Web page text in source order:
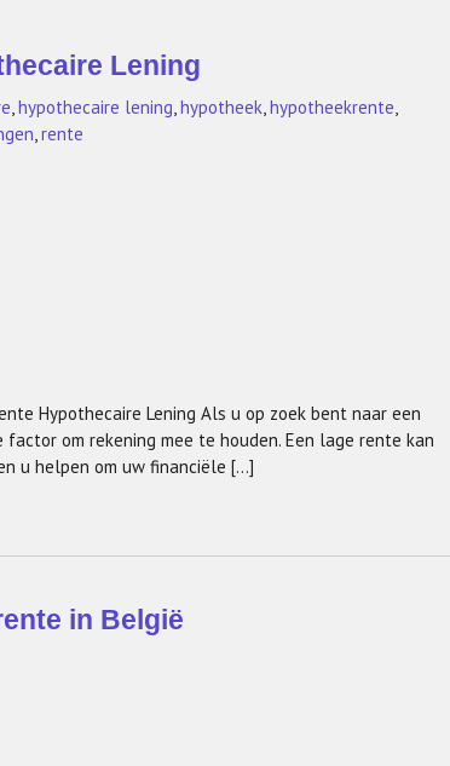
Lening
,hypothecaire lening,hypotheek,hypotheekrente,
,rente
Hypothecaire Lening Als u op zoek bent naar een
om rekening mee te houden. Een lage rente kan
u helpen om uw financiële […]
in België